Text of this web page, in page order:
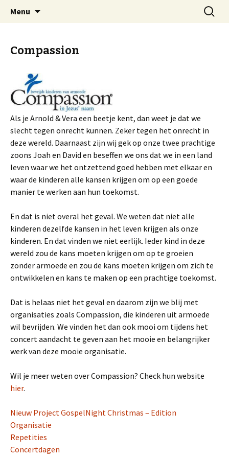
Arnold Wienen
Welkom op mijn website
Menu
Zoeken
naar:
Compassion
Als je Arnold & Vera een beetje kent, dan weet je dat we
slecht tegen onrecht kunnen. Zeker tegen het onrecht in
deze wereld. Daarnaast zijn wij gek op onze twee prachtige
zoons Joah en David en beseffen we ons dat we in een land
leven waar we het ontzettend goed hebben met elkaar en
waar de kinderen alle kansen krijgen om op een goede
manier te werken aan hun toekomst.
En dat is niet overal het geval. We weten dat niet alle
kinderen dezelfde kansen in het leven krijgen als onze
kinderen. En dat vinden we niet eerlijk. Ieder kind in deze
wereld zou de kans moeten krijgen om op te groeien
zonder armoede en zou de kans moeten krijgen om zich te
ontwikkelen en kans te maken op een prachtige toekomst.
Dat is helaas niet het geval en daarom zijn we blij met
organisaties zoals Compassion, die kinderen uit armoede
wil bevrijden. We vinden het dan ook mooi om tijdens het
concert aandacht te geven aan het mooie en belangrijker
werk van deze mooie organisatie.
Wil je meer weten over Compassion? Check hun website
hier.
Nieuw Project GospelNight Christmas – Edition
Organisatie
Repetities
Concertdagen